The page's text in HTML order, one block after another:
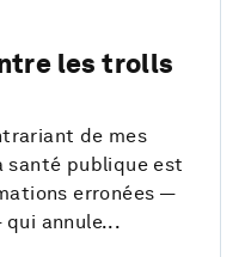
les trolls
de mes
publique est
erronées —
annule...